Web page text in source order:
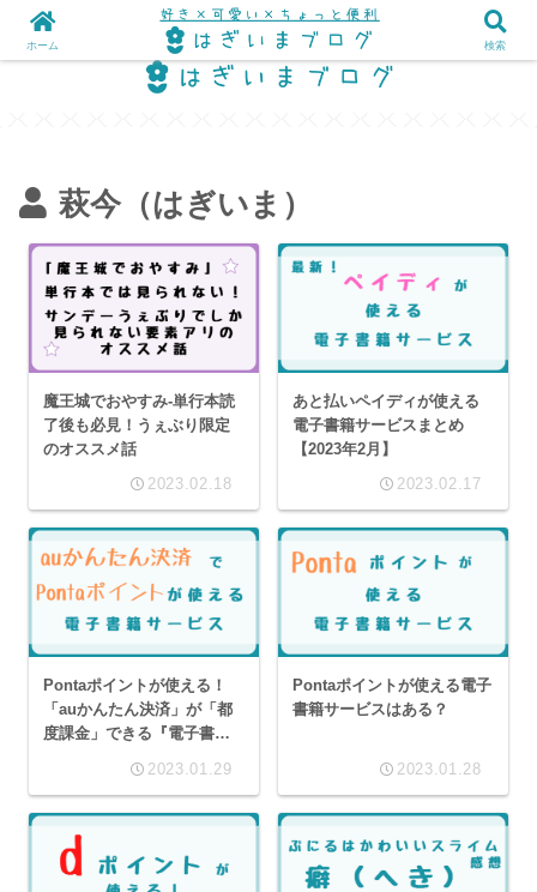
萩今（はぎいま）
魔王城でおやすみ-単行本読
了後も必見！うぇぶり限定
のオススメ話
2023.02.18
あと払いペイディが使える
電子書籍サービスまとめ
【2023年2月】
2023.02.17
Pontaポイントが使える！
「auかんたん決済」が「都
度課金」できる『電子書籍
2023.01.29
Pontaポイントが使える電子
書籍サービスはある？
2023.01.28
ホーム 検索